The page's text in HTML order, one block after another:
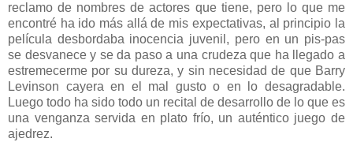
reclamo de nombres de actores que tiene, pero lo que me
encontré ha ido más allá de mis expectativas, al principio la
película desbordaba inocencia juvenil, pero en un pis-pas
se desvanece y se da paso a una crudeza que ha llegado a
estremecerme por su dureza, y sin necesidad de que Barry
Levinson cayera en el mal gusto o en lo desagradable.
Luego todo ha sido todo un recital de desarrollo de lo que es
una venganza servida en plato frío, un auténtico juego de
ajedrez.